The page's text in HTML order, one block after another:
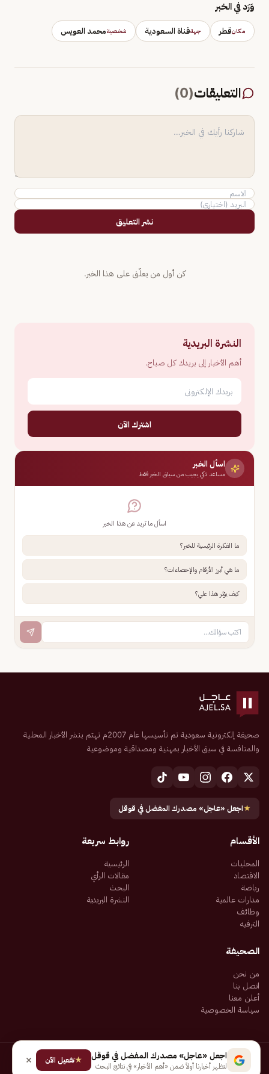
وَرَد في الخبر
مكانقطر جهةقناة السعودية شخصيةمحمد العويس
التعليقات(
0
)
نشر التعليق
كن أول من يعلّق على هذا الخبر.
النشرة البريدية
أهم الأخبار إلى بريدك كل صباح.
اشترك الآن
اسأل الخبر
مساعد ذكي يجيب من سياق الخبر فقط
اسأل ما تريد عن هذا الخبر
ما الفكرة الرئيسية للخبر؟
ما هي أبرز الأرقام والإحصاءات؟
كيف يؤثر هذا علي؟
صحيفة إلكترونية سعودية تم تأسيسها عام 2007م تهتم بنشر الأخبار المحلية
والمنافسة في سبق الأخبار بمهنية ومصداقية وموضوعية
★اجعل «عاجل» مصدرك المفضل في قوقل
الأقسام
المحليات
الاقتصاد
رياضة
مدارات عالمية
وظائف
الترفيه
روابط سريعة
الرئيسية
مقالات الرأي
البحث
النشرة البريدية
الصحيفة
من نحن
اتصل بنا
أعلن معنا
سياسة الخصوصية
جميع الحقوق محفوظة لـ شركة إيجاز للنشر الإلكتروني المالكة لصحيفة عاجل
سياسة الخصوصيةشروط الاستخدام
اجعل «عاجل» مصدرك المفضل في قوقل
لتظهر أخبارنا أولاً ضمن «أهم الأخبار» في نتائج البحث
★تفعيل الآن